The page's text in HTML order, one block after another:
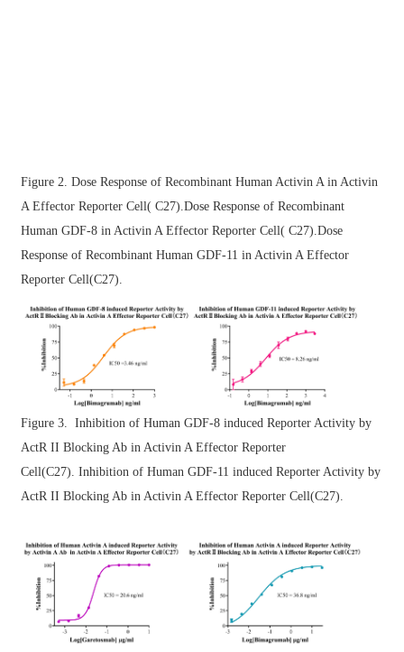
Figure 2. Dose Response of Recombinant Human Activin A in Activin
A Effector Reporter Cell( C27).Dose Response of Recombinant
Human GDF-8 in Activin A Effector Reporter Cell( C27).Dose
Response of Recombinant Human GDF-11 in Activin A Effector
Reporter Cell(C27).
Figure 3. Inhibition of Human GDF-8 induced Reporter Activity by
ActR II Blocking Ab in Activin A Effector Reporter
Cell(C27). Inhibition of Human GDF-11 induced Reporter Activity by
ActR II Blocking Ab in Activin A Effector Reporter Cell(C27).